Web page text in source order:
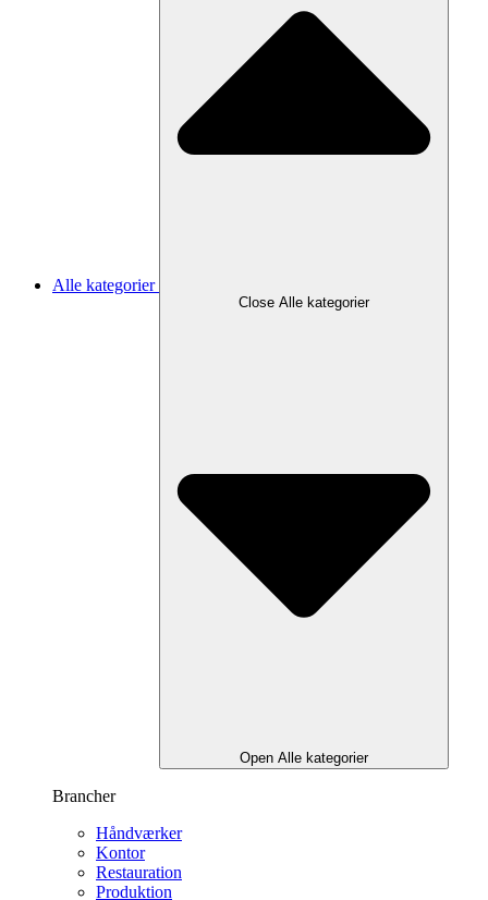
Alle kategorier
Close Alle kategorier
Open Alle kategorier
Brancher
Håndværker
Kontor
Restauration
Produktion